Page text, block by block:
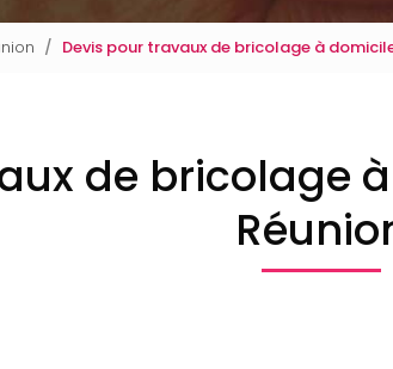
Devis pour travaux de bricolage à
de bricolage